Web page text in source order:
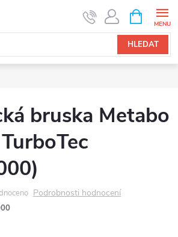
HLEDAT
NÁKUPNÍ
KOŠÍK
bruska Metabo
Podrobnosti hodnocení